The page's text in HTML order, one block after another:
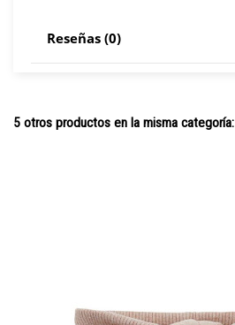
Reseñas (0)
5 otros productos en la misma categoría: